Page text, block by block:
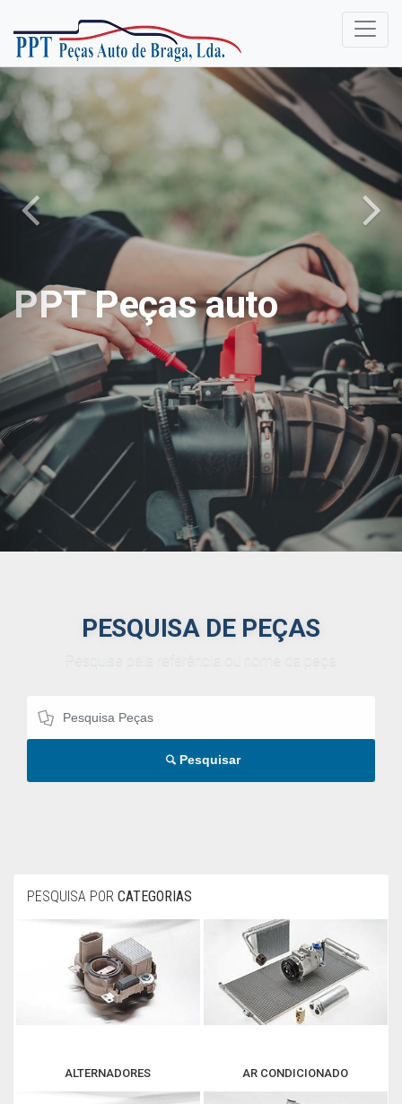
PPT Peças auto
PESQUISA DE PEÇAS
Pesquisar
PESQUISA POR CATEGORIAS
ALTERNADORES AR CONDICIONADO